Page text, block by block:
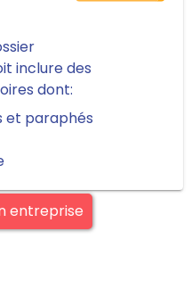
inclure des
dont:
et paraphés
entreprise